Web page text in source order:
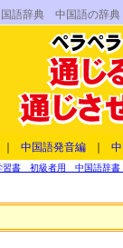
国語辞典 中国語の
中国語発音編
習書 初級者用 中国語辞書